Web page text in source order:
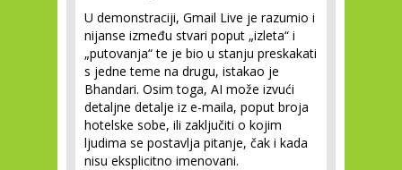
U demonstraciji, Gmail Live je razumio i
nijanse između stvari poput „izleta“ i
„putovanja“ te je bio u stanju preskakati
s jedne teme na drugu, istakao je
Bhandari. Osim toga, AI može izvući
detaljne detalje iz e-maila, poput broja
hotelske sobe, ili zaključiti o kojim
ljudima se postavlja pitanje, čak i kada
nisu eksplicitno imenovani.